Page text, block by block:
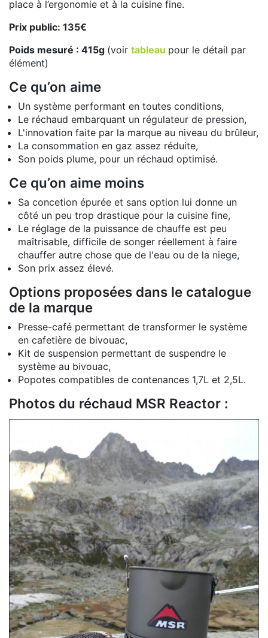
place à l’ergonomie et à la cuisine fine.
Prix public: 135€
Poids mesuré : 415g (voir tableau pour le détail par
élément)
Ce qu’on aime
Un système performant en toutes conditions,
Le réchaud embarquant un régulateur de pression,
L'innovation faite par la marque au niveau du brûleur,
La consommation en gaz assez réduite,
Son poids plume, pour un réchaud optimisé.
Ce qu’on aime moins
Sa concetion épurée et sans option lui donne un
côté un peu trop drastique pour la cuisine fine,
Le réglage de la puissance de chauffe est peu
maîtrisable, difficile de songer réellement à faire
chauffer autre chose que de l'eau ou de la niege,
Son prix assez élevé.
Options proposées dans le catalogue
de la marque
Presse-café permettant de transformer le système
en cafetière de bivouac,
Kit de suspension permettant de suspendre le
système au bivouac,
Popotes compatibles de contenances 1,7L et 2,5L.
Photos du réchaud MSR Reactor :